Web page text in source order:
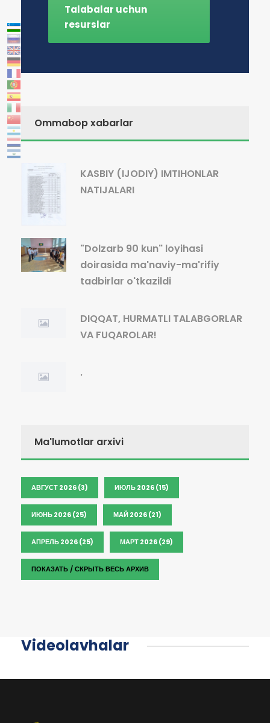
Talabalar uchun
resurslar
Ommabop xabarlar
KASBIY (IJODIY) IMTIHONLAR
NATIJALARI
"Dolzarb 90 kun" loyihasi
doirasida ma'naviy-ma'rifiy
tadbirlar o'tkazildi
DIQQAT, HURMATLI TALABGORLAR
VA FUQAROLAR!
.
Ma'lumotlar arxivi
АВГУСТ 2026 (3) ИЮЛЬ 2026 (15)
ИЮНЬ 2026 (25) МАЙ 2026 (21)
АПРЕЛЬ 2026 (25) МАРТ 2026 (29)
ПОКАЗАТЬ / СКРЫТЬ ВЕСЬ АРХИВ
Videolavhalar